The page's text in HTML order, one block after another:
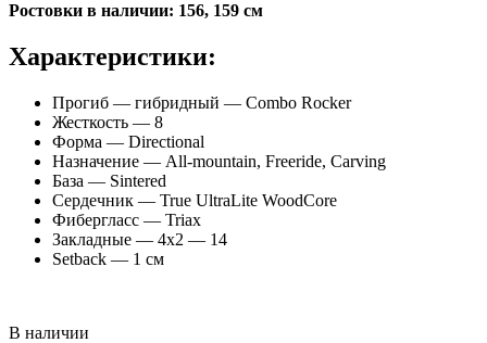
Ростовки в наличии: 156, 159 см
Характеристики:
Прогиб — гибридный — Combo Rocker
Жесткость — 8
Форма — Directional
Назначение — All-mountain, Freeride, Carving
База — Sintered
Cердечник — True UltraLite WoodCore
Фибергласс — Triax
Закладные — 4х2 — 14
Setback — 1 см
В наличии